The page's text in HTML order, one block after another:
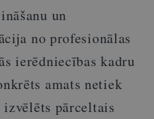
un
no profesionālas
ierēdniecības kadru
amats netiek
pārceltais